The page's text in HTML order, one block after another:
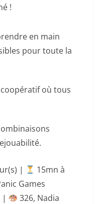
!
en main
pour toute la
où tous
|
15mn à
Games
|
326, Nadia